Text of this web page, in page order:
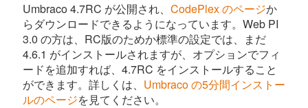
Umbraco 4.7RC が公開され、 CodePlex のページか
らダウンロードできるようになっています。Web PI
3.0 の方は、RC版のためか標準の設定では、まだ
4.6.1 がインストールされますが、オプションでフィ
ードを追加すれば、4.7RC をインストールすること
ができます。詳しくは、 Umbraco の5分間インストー
ルのページを見てください。